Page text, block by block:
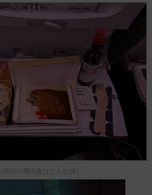
一回目の機内食はこんな感じ